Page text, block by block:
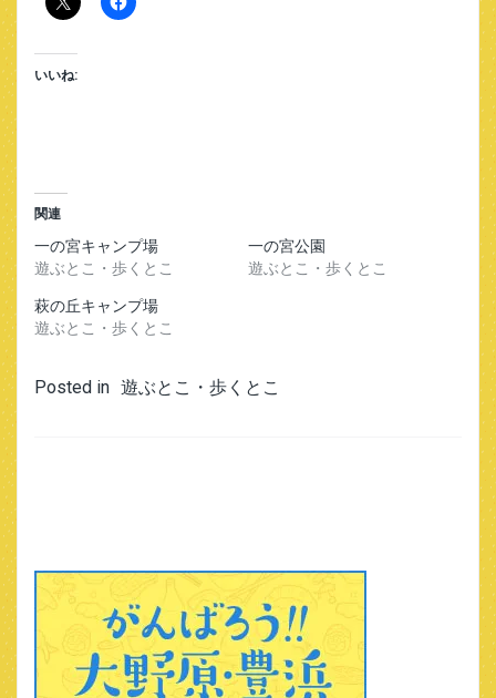
いいね:
関連
一の宮キャンプ場
遊ぶとこ・歩くとこ
一の宮公園
遊ぶとこ・歩くとこ
萩の丘キャンプ場
遊ぶとこ・歩くとこ
Posted in 遊ぶとこ・歩くとこ
ナ
ビ
ゲ